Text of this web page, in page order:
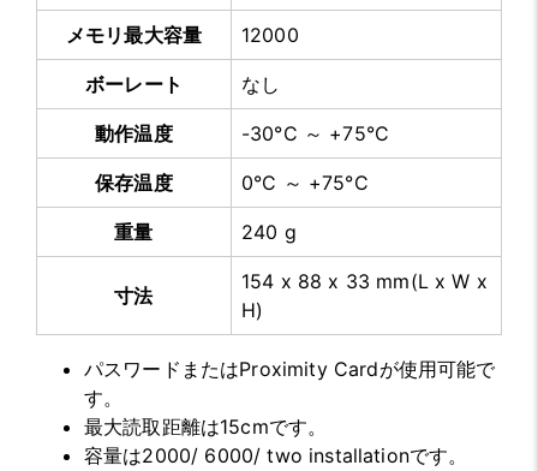
メモリ最大容量 12000
ボーレート なし
動作温度 -30°C ～ +75°C
保存温度 0°C ～ +75°C
重量 240 g
寸法
154 x 88 x 33 mm(L x W x
H)
パスワードまたはProximity Cardが使用可能で
す。
最大読取距離は15cmです。
容量は2000/ 6000/ two installationです。